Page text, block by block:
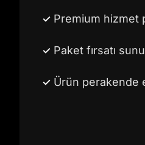
Premium hizmet
Paket fırsatı
Ürün perakende